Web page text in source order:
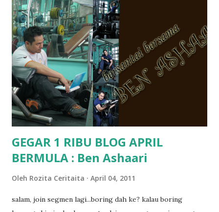
tanya sapa-sapa pun masa tu.. bila fikir-fikirkan balik terasa
jugak masa alahai teruknya kami sebagai ibubapa.. dan kami
terasa jugak semakin teruk bila abg long dah masuk 2 tahun
kat salah satu tadika swasta ni.. tapi nampaknya kenal huruf
pun tak tau.. pengsan aku bila ingat balik.. aku mula fikir
mungkin sebab abg long sendiri jenis budak yang ada
masalah dyslexia.. tapi minor la.. nanti la aku cerita pasal
dyslexia tu.. lepas tu kami buat keputusan pu...
GEGAR 1 RIBU BLOG APRIL
BERMULA : Ben Ashaari
Oleh Rozita Ceritaita April 04, 2011
salam, join segmen lagi...boring dah ke? kalau boring